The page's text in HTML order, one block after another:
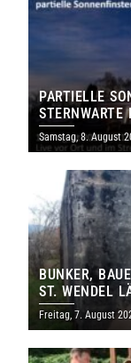
PARTIELLE
STERNWARTE
IHRE TORE
Samstag, 8. August
BUNKER,
ST. WENDEL
DENKMALS
Freitag, 7. August